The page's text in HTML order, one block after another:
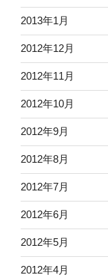
2013年1月
2012年12月
2012年11月
2012年10月
2012年9月
2012年8月
2012年7月
2012年6月
2012年5月
2012年4月